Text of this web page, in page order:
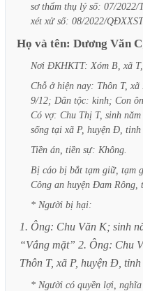
sơ thẩm thụ lý số: 07/2022/
xét xử số: 08/2022/
Họ và tên: Dương Văn
Nơi ĐKHKTT: Xóm B, xã T,
Chỗ ở hiện nay: Thôn T, xã
9/12; Dân tộc: kinh; Con
Có vợ: Chu Thị T, sinh năm
sống tại xã P, huyện Đ, tỉnh
Tiền án, tiền sự: Không.
Bị cáo bị bắt tạm giữ, tạm
Công an huyện Đam Rông,
* Người bị hại:
1. Ông: Chu Văn K; sinh
“Vắng mặt” 2. Ông: Chu
Thôn T, xã P, huyện Đ, tỉnh
* Người có quyền lợi, nghĩa